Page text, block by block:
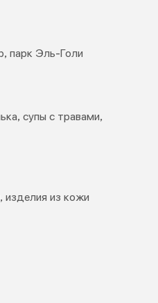
парк Эль-Голи
супы с травами,
изделия из кожи